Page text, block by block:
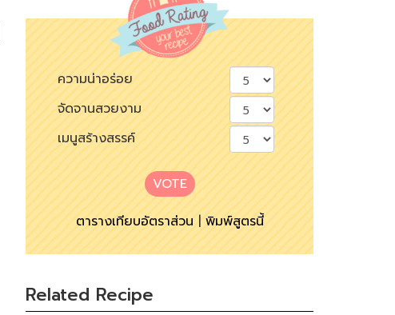
ความน่าอร่อย
จัดจานสวยงาม
เมนูสร้างสรรค์
VOTE
ตารางเทียบอัตราส่วน|พิมพ์สูตรนี้
Related Recipe